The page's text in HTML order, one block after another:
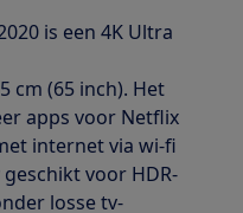
is een 4K Ultra
cm (65 inch). Het
apps voor Netflix
internet via wi-fi
voor HDR-
losse tv-